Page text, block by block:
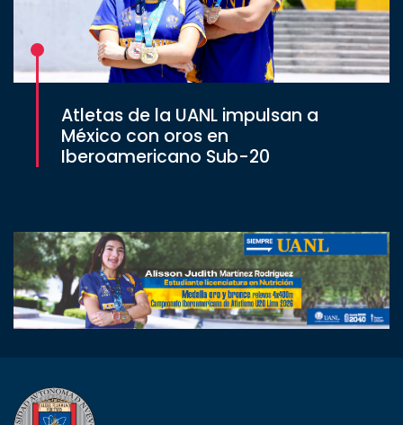
Atletas de la UANL impulsan a
México con oros en
Iberoamericano Sub-20